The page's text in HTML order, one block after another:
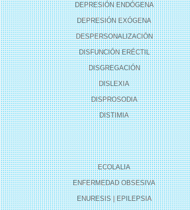
DEPRESIÓN ENDÓGENA
DEPRESIÓN EXÓGENA
DESPERSONALIZACIÓN
DISFUNCIÓN ERÉCTIL
DISGREGACIÓN
DISLEXIA
DISPROSODIA
DISTIMIA
ECOLALIA
ENFERMEDAD OBSESIVA
ENURESIS|EPILEPSIA